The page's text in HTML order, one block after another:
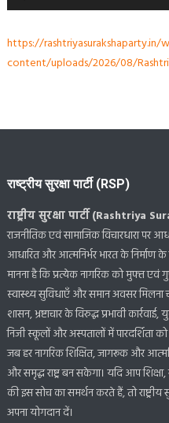
https://rashtriyasurakshaparty.in/
content/uploads/2026/08/
राष्ट्रीय सुरक्षा पार्टी (RSP)
राष्ट्रीय सुरक्षा पार्टी (Rashtriya
राजनीतिक एवं सामाजिक विचारधारा पर
आधारित और आत्मनिर्भर भारत के निर्माण
मानना है कि प्रत्येक नागरिक को मुफ्त एवं
स्वास्थ्य सुविधाएँ और समान अवसर मिलना
शासन, भ्रष्टाचार के विरुद्ध प्रभावी
निजी स्कूलों और अस्पतालों में पारदर्शिता
जब हर नागरिक शिक्षित, जागरूक और
और समृद्ध राष्ट्र बन सकेगा। यदि आप
की इस सोच का समर्थन करते हैं, तो राष्ट्रीय
अपना योगदान दें।